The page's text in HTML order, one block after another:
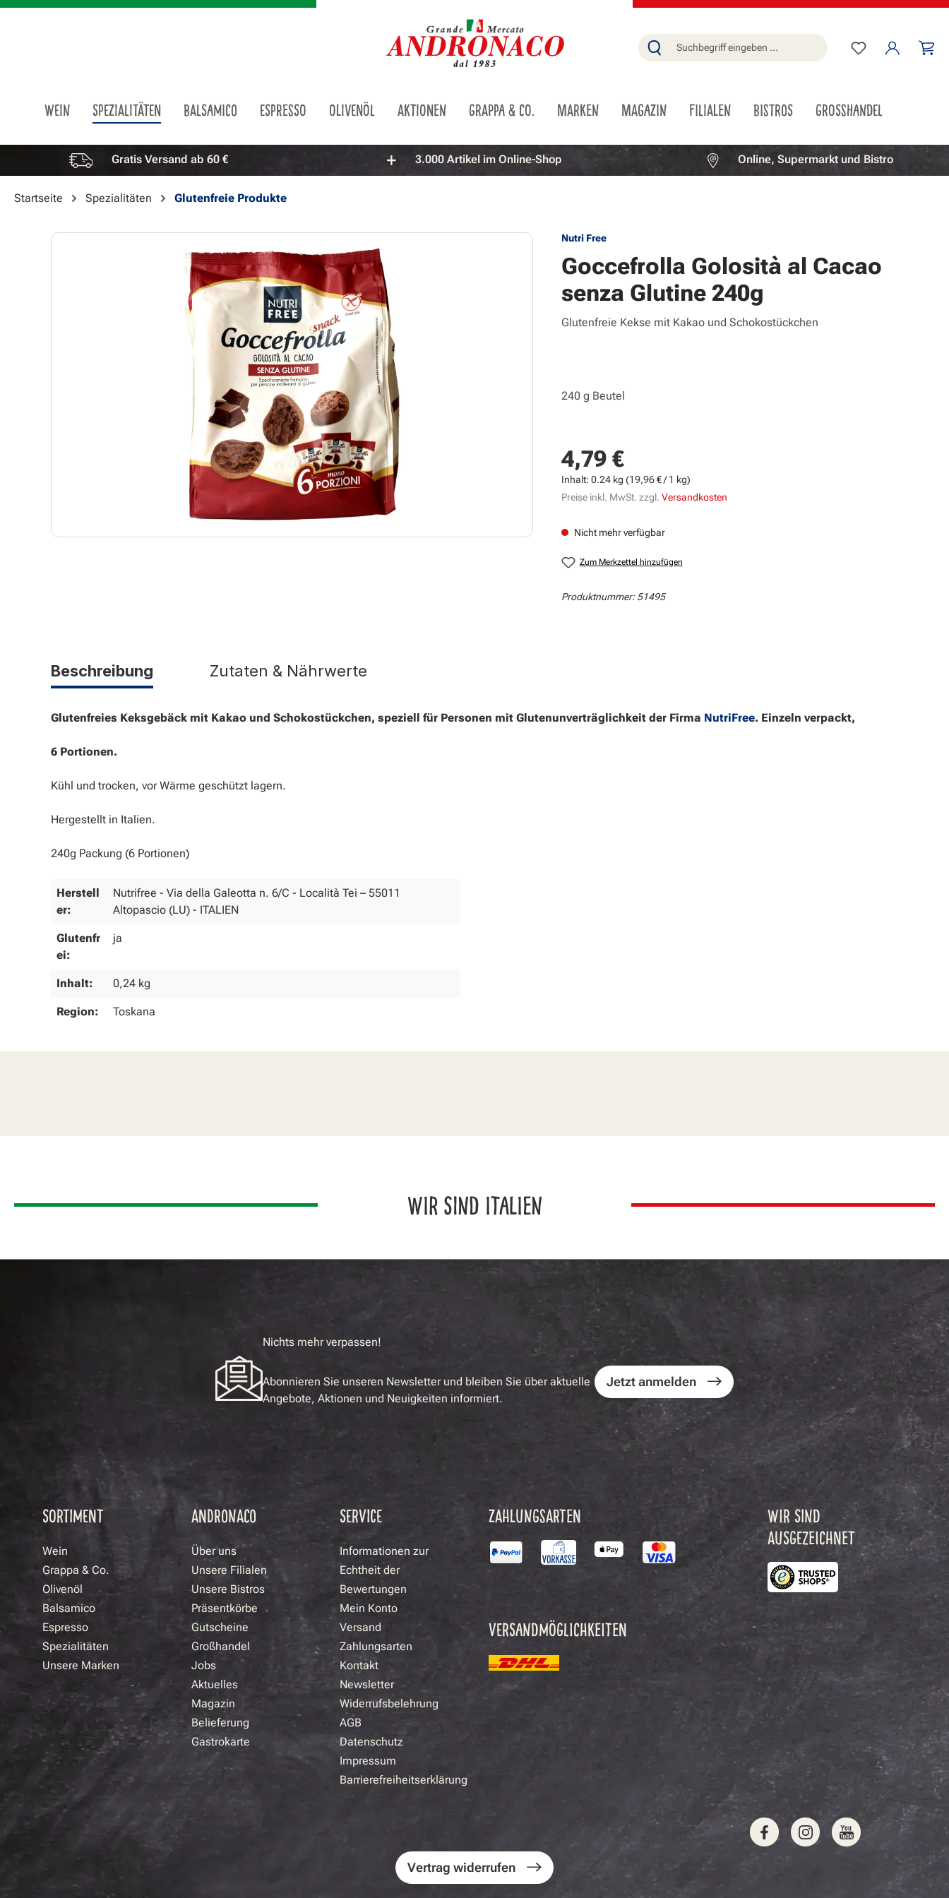
Du hast 0
WEIN SPEZIALITÄTEN BALSAMICO ESPRESSO OLIVENÖL AKTIONEN GRAPPA & CO. MARKEN MAGAZIN FILIALEN BISTROS GROSSHANDEL
Vorteile überspringen Gratis Versand ab 60 € 3.000 Artikel im Online-Shop Online, Supermarkt und Bistro
Startseite Spezialitäten Glutenfreie Produkte
Bildergalerie überspringen Nutri Free
Goccefrolla Golosità al Cacao
senza Glutine 240g
Glutenfreie Kekse mit Kakao und Schokostückchen
240 g Beutel
Regulärer Preis:
4,79 €
Inhalt:0.24 kg(19,96 € / 1 kg)
Preise inkl. MwSt. zzgl.Versandkosten
Nicht mehr verfügbar
Zum Merkzettel hinzufügen
Produktnummer:51495
Beschreibung Zutaten & Nährwerte
Glutenfreies Keksgebäck mit Kakao und Schokostückchen, speziell für Personen mit Glutenunverträglichkeit der Firma NutriFree. Einzeln verpackt,
6 Portionen.
Kühl und trocken, vor Wärme geschützt lagern.
Hergestellt in Italien.
240g Packung (6 Portionen)
Herstell
er:
Nutrifree - Via della Galeotta n. 6/C - Località Tei – 55011
Altopascio (LU) - ITALIEN
Glutenfr
ei:
ja
Inhalt: 0,24 kg
Region: Toskana
WIR SIND ITALIEN
Nichts mehr verpassen!
Abonnieren Sie unseren Newsletter und bleiben Sie über aktuelle
Angebote, Aktionen und Neuigkeiten informiert.
Jetzt anmelden
SORTIMENT
Wein
Grappa & Co.
Olivenöl
Balsamico
Espresso
Spezialitäten
Unsere Marken
ANDRONACO
Über uns
Unsere Filialen
Unsere Bistros
Präsentkörbe
Gutscheine
Großhandel
Jobs
Aktuelles
Magazin
Belieferung
Gastrokarte
SERVICE
Informationen zur
Echtheit der
Bewertungen
Mein Konto
Versand
Zahlungsarten
Kontakt
Newsletter
Widerrufsbelehrung
AGB
Datenschutz
Impressum
Barrierefreiheitserklärung
ZAHLUNGSARTEN
VERSANDMÖGLICHKEITEN
WIR SIND
AUSGEZEICHNET
Vertrag widerrufen